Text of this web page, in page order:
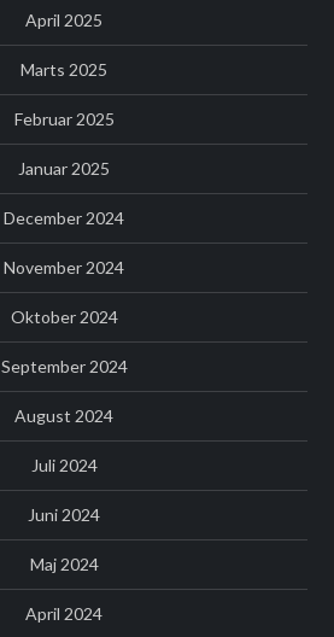
April 2025
Marts 2025
Februar 2025
Januar 2025
December 2024
November 2024
Oktober 2024
September 2024
August 2024
Juli 2024
Juni 2024
Maj 2024
April 2024